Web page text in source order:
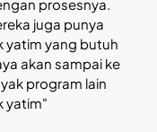
prosesnya.
juga punya
yatim yang butuh
akan sampai ke
program lain
yatim"